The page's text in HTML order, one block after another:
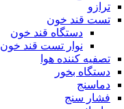
ترازو
تست قند خون
دستگاه قند خون
نوار تست قند خون
تصفیه کننده هوا
دستگاه بخور
دماسنج
فشار سنج